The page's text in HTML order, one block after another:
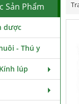
Sản Phẩm
dược
- Thú y
lúp